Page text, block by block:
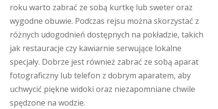
roku warto zabrać ze sobą kurtkę lub sweter oraz
wygodne obuwie. Podczas rejsu można skorzystać z
różnych udogodnień dostępnych na pokładzie, takich
jak restauracje czy kawiarnie serwujące lokalne
specjały. Dobrze jest również zabrać ze sobą aparat
fotograficzny lub telefon z dobrym aparatem, aby
uchwycić piękne widoki oraz niezapomniane chwile
spędzone na wodzie.